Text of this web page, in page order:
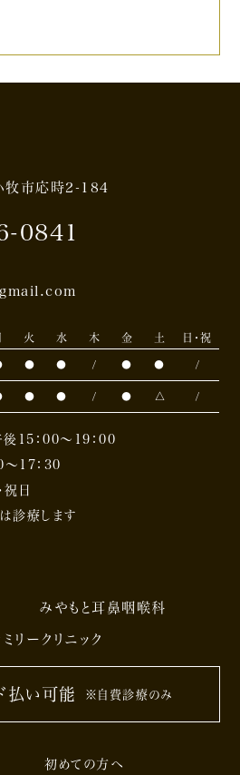
市応時2-184
0841
火 水 木 金 土 日・祝
● ● / ● ● /
● ● / ● △ /
15：00～19：00
17：30
祝日
診療します
みやもと耳鼻咽喉科
リークリニック
払い可能 ※自費診療のみ
初めての方へ